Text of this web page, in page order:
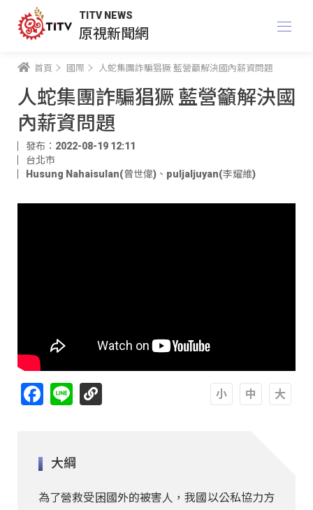
TITV NEWS
原視新聞網
首頁 國際 人蛇集團詐騙猖獗 藍營籲解決國內薪資問題
人蛇集團詐騙猖獗 藍營籲解決國
內薪資問題
發布：2022-08-19 12:11
台北市
Husung Nahaisulan(曾世偉) 、 puljaljuyan(李耀維)
Facebook
Line
大綱
為了營救受困國外的被害人，我國以公私協力方